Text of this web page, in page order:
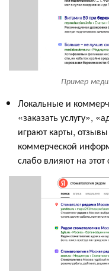
Пример
Локальные и
«заказать услугу»,
играют карты,
коммерческой
слабо влияют на этот